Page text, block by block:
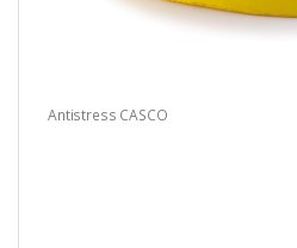
Antistress CASCO